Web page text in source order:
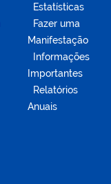
Estatísticas
Fazer uma
Manifestação
Informações
Importantes
Relatórios
Anuais